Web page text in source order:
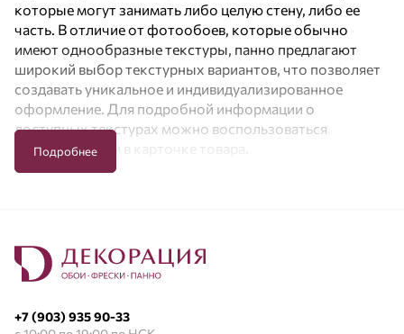
которые могут занимать либо целую стену, либо ее
часть. В отличие от фотообоев, которые обычно
имеют однообразные текстуры, панно предлагают
широкий выбор текстурных вариантов, что позволяет
создавать уникальное и индивидуализированное
оформление. Для подробной информации о
доступных текстурах можно воспользоваться
конструктором в карточке товара.
покрытием, что позволяет легко изменять текстуру
поверхности. Фотообои же могут быть изготовлены
из различных материалов, таких как бумага, ткань или
разрешение изображений и насыщенные цвета, что
Подробнее
+7 (903) 935 90-33